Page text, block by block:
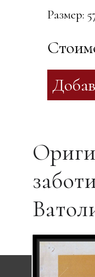
Размер: